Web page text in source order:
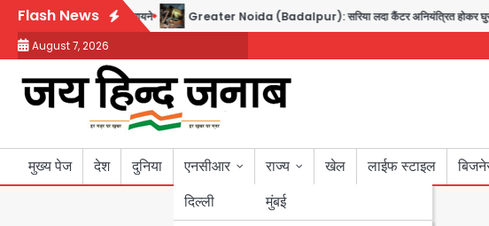
Skip
content
Flash News
जानें इसके मायने Greater Noida (Badalpur): सरिया लदा कैंटर अनियंत्रित होकर घुसा किराना
August 7, 2026
मुख्य पेज देश दुनिया
एनसीआर
दिल्ली
राज्य
मुंबई
खेल लाईफ स्टाइल